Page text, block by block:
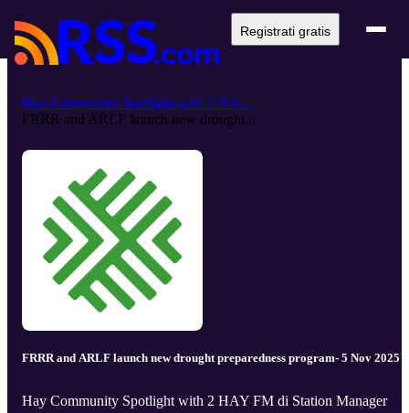
Registrati gratis
Hay Community Spotlight with 2 HA...
FRRR and ARLF launch new drought...
FRRR and ARLF launch new drought preparedness program- 5 Nov 2025
Hay Community Spotlight with 2 HAY FM di Station Manager